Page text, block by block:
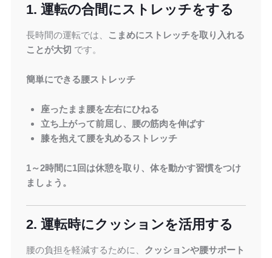
1. 運転の合間にストレッチをする
長時間の運転では、
こまめにストレッチを取り入れる
ことが大切 です。
簡単にできる腰ストレッチ
座ったまま腰を左右にひねる
立ち上がって前屈し、腰の筋肉を伸ばす
膝を抱えて腰を丸めるストレッチ
1～2時間に1回は休憩を取り、体を動かす習慣をつけ
ましょう。
2. 運転時にクッションを活用する
腰の負担を軽減するために、 クッションや腰サポート